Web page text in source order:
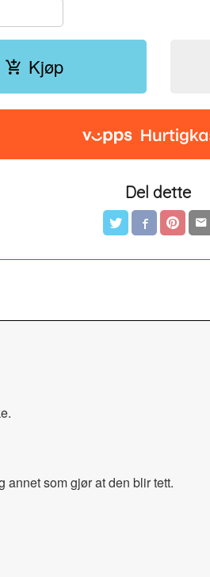
Kjøp
Del dette
som gjør at den blir tett.